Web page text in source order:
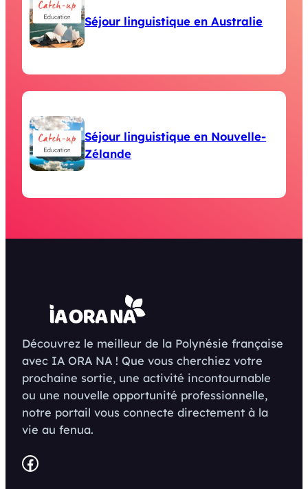
Séjour linguistique en Australie
Séjour linguistique en Nouvelle-
Zélande
Découvrez le meilleur de la Polynésie française
avec IA ORA NA ! Que vous cherchiez votre
prochaine sortie, une activité incontournable
ou une nouvelle opportunité professionnelle,
notre portail vous connecte directement à la
vie au fenua.
Facebook